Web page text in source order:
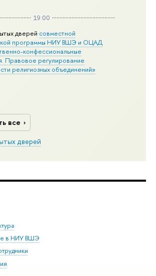
19:00
дверей совместной
программы НИУ ВШЭ и ОЦАД
конфессиональные
Правовое регулирование
религиозных объединений»
все
дверей
в НИУ ВШЭ